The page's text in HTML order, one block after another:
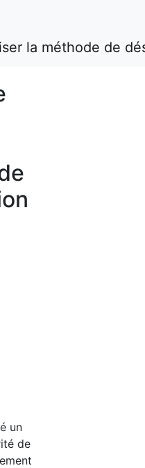
la méthode de
un
de